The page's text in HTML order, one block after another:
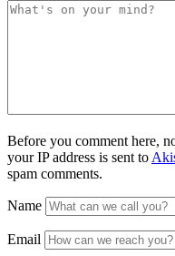
Before you comment here,
your IP address is sent to
spam comments.
Name
Email